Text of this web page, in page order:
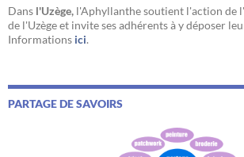
Dans l'Uzège, l'Aphyllanthe soutient l'action de
de l'Uzège et invite ses adhérents à y déposer
Informations ici.
PARTAGE DE SAVOIRS